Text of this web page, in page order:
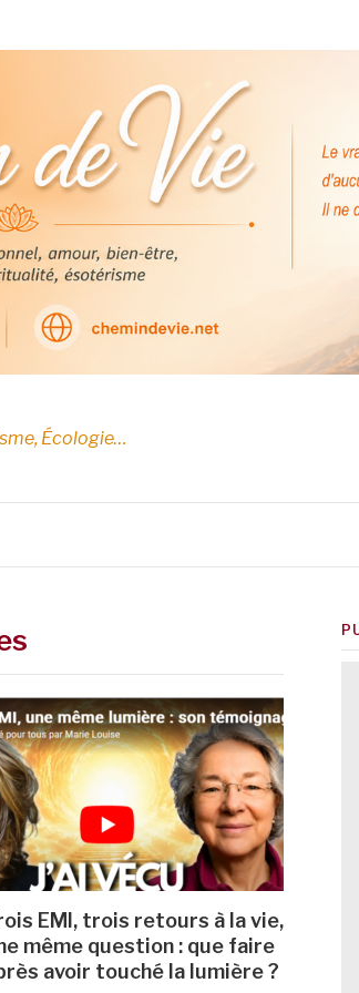
Écologie…
EMI, trois retours à la vie,
même question : que faire
avoir touché la lumière ?